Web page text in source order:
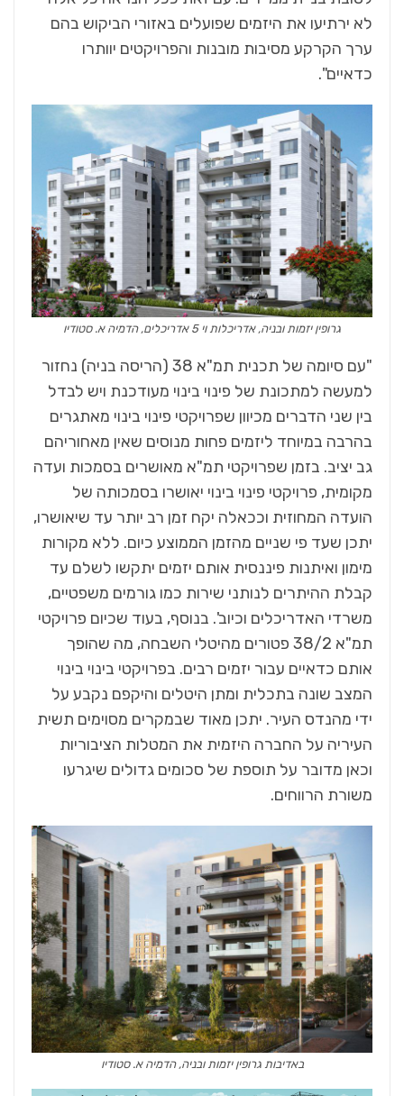
לא ירתיעו את היזמים שפועלים באזורי הביקוש בהם
ערך הקרקע מסיבות מובנות והפרויקטים יוותרו
כדאיים".
גרופין יזמות ובניה, אדריכלות וי 5 אדריכלים, הדמיה א. סטודיו
"עם סיומה של תכנית תמ"א 38 (הריסה בניה) נחזור
למעשה למתכונת של פינוי בינוי מעודכנת ויש לבדל
בין שני הדברים מכיוון שפרויקטי פינוי בינוי מאתגרים
בהרבה במיוחד ליזמים פחות מנוסים שאין מאחוריהם
גב יציב. בזמן שפרויקטי תמ"א מאושרים בסמכות ועדה
מקומית, פרויקטי פינוי בינוי יאושרו בסמכותה של
הועדה המחוזית וככאלה יקח זמן רב יותר עד שיאושרו,
יתכן שעד פי שניים מהזמן הממוצע כיום. ללא מקורות
מימון ואיתנות פיננסית אותם יזמים יתקשו לשלם עד
קבלת ההיתרים לנותני שירות כמו גורמים משפטיים,
משרדי האדריכלים וכיוב'. בנוסף, בעוד שכיום פרויקטי
תמ"א 38/2 פטורים מהיטלי השבחה, מה שהופך
אותם כדאיים עבור יזמים רבים. בפרויקטי בינוי בינוי
המצב שונה בתכלית ומתן היטלים והיקפם נקבע על
ידי מהנדס העיר. יתכן מאוד שבמקרים מסוימים תשית
העיריה על החברה היזמית את המטלות הציבוריות
וכאן מדובר על תוספת של סכומים גדולים שיגרעו
משורת הרווחים.
באדיבות גרופין יזמות ובניה, הדמיה א. סטודיו